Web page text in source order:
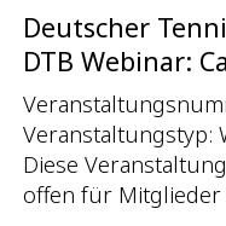
Deutscher
DTB Webinar:
Veranstaltungstyp:
Diese
offen für Mitglieder